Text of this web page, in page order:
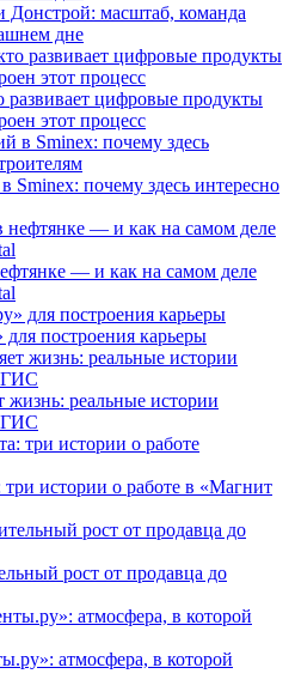
Донстрой: масштаб, команда
дне
развивает цифровые продукты
этот процесс
почему здесь интересно
— и как на самом деле
построения карьеры
жизнь: реальные истории
три истории о работе в «Магнит
рост от продавца до
атмосфера, в которой